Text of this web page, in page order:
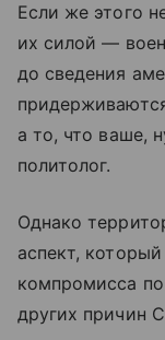
Если же этого
их силой —
до сведения
а то, что ваше,
политолог.
Однако
аспект,
компромисса
других причин